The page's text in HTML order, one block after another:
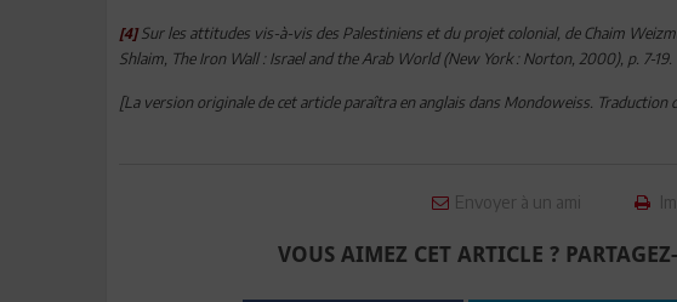
[4] Sur les attitudes vis-à-vis des Palestiniens et du projet colonial, de Chaim
Shlaim, The Iron Wall : Israel and the Arab World (New York : Norton, 2000), p. 7-19.
[La version originale de cet article paraîtra en anglais dans Mondoweiss. Traduction
Envoyer à un ami
VOUS AIMEZ CET ARTICLE ?